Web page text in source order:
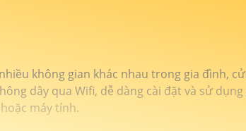
không gian khác nhau trong gia đình,
dây qua Wifi, dễ dàng cài đặt và sử
máy tính.